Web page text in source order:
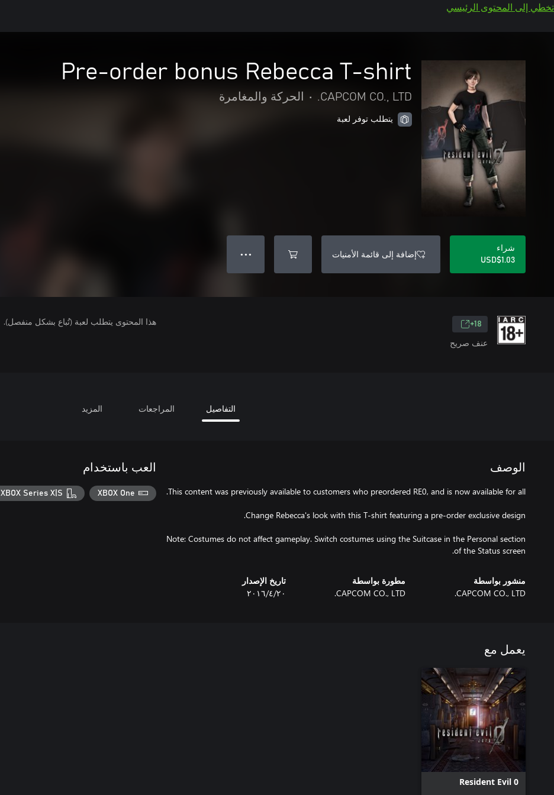
تخطي إلى المحتوى الرئيسي
Pre-order bonus Rebecca T-shirt
CAPCOM CO., LTD.
• الحركة والمغامرة
يتطلب توفر لعبة
شراء
USD$1.03
إضافة إلى قائمة الأمنيات ● ● ●
18+
عنف صريح
هذا المحتوى يتطلب لعبة (تُباع بشكل منفصل).
التفاصيل المراجعات المزيد
الوصف
Note: Costumes do not affect gameplay. Switch costumes using the Suitcase in the Personal section
of the Status screen.
منشور بواسطة
CAPCOM CO., LTD.
مطورة بواسطة
CAPCOM CO., LTD.
تاريخ الإصدار
٢٠‏/٤‏/٢٠١٦
العب باستخدام
XBOX One
XBOX Series X|S
يعمل مع
Resident Evil 0